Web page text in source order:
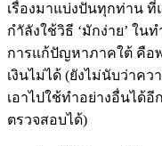
เรื่องมาแบ่งปันทุกท่าน ที่
กำัลังใช้วิธี ‘มักง่าย’ ใ
การแก้ปัญหาภาคใต้ คือ
เงินไม่ได้ (ยังไม่นับว่าคว
เอาไปใช้ทำอย่างอื่นได้
ตรวจสอบได้)